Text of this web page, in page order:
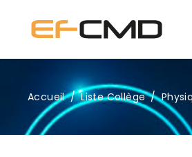
Accueil / Liste Collège /